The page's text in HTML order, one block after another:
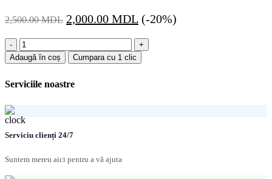
2,500.00MDL Prețul
fost:
2,000.00 MDL Prețul
este:
2,000.00 MDL.
(-20%)
Cantitate
WC
Compact
VOROTINSKII
alb
Adaugă în coș Cumpara cu 1 clic
Serviciile noastre
Serviciu clienți 24/7
Suntem mereu aici pentru a vă ajuta